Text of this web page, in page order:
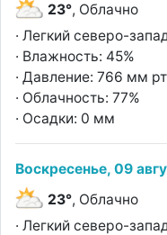
23°, Облачно
· Легкий северо-
· Влажность: 45%
· Давление: 766 мм
· Облачность: 77%
· Осадки: 0 мм
Воскресенье, 09
23°, Облачно
· Легкий северо-